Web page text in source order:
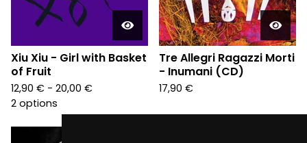
Xiu Xiu - Girl with Basket
of Fruit
12,90 € - 20,00 €
2 options
Tre Allegri Ragazzi Morti
- Inumani (CD)
17,90 €